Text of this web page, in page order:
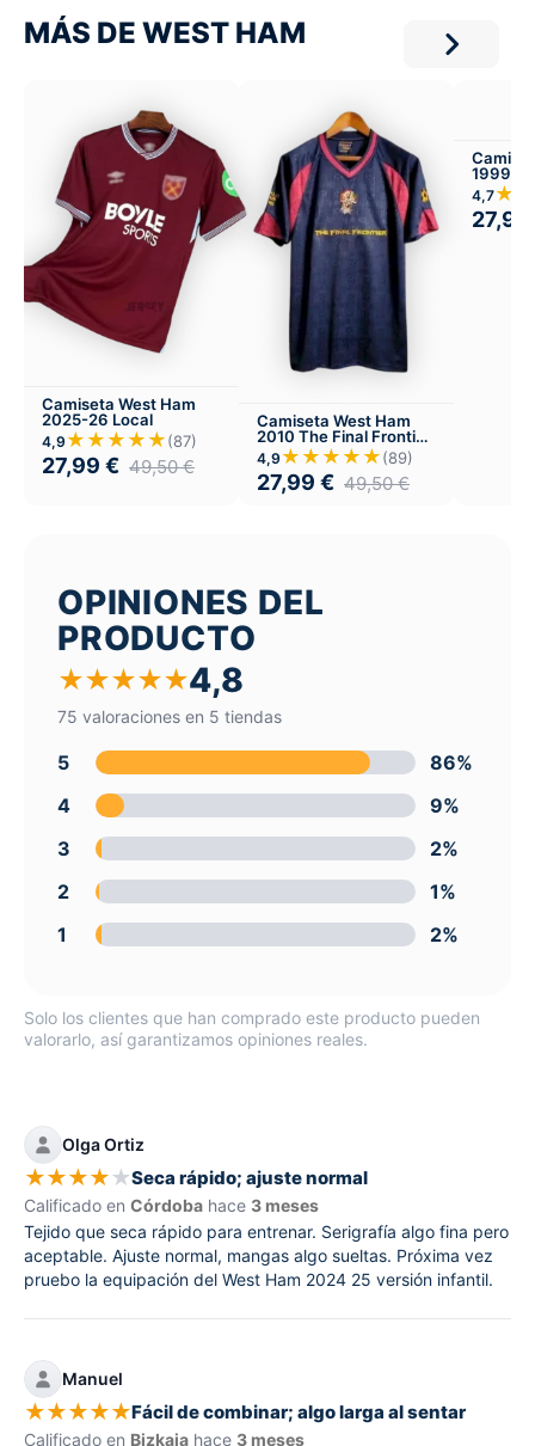
MÁS DE WEST HAM
Camiseta West Ham
2025-26 Local
4,9 ★★★★★(87)
27,99 € 49,50€
Camiseta West Ham
2010 The Final Frontier
Visitante
4,9 ★★★★★(89)
27,99 € 49,50€
1999-
4,7
27,99
OPINIONES DEL
PRODUCTO
★★★★★4,8
75 valoraciones en 5 tiendas
5
86%
4
9%
3
2%
2
1%
1
2%
Solo los clientes que han comprado este producto pueden
valorarlo, así garantizamos opiniones reales.
Olga Ortiz
★★★★★Seca rápido; ajuste normal
Calificado en Córdoba hace 3 meses
Tejido que seca rápido para entrenar. Serigrafía algo fina pero
aceptable. Ajuste normal, mangas algo sueltas. Próxima vez
pruebo la equipación del West Ham 2024 25 versión infantil.
Manuel
★★★★★Fácil de combinar; algo larga al sentar
Calificado en Bizkaia hace 3 meses